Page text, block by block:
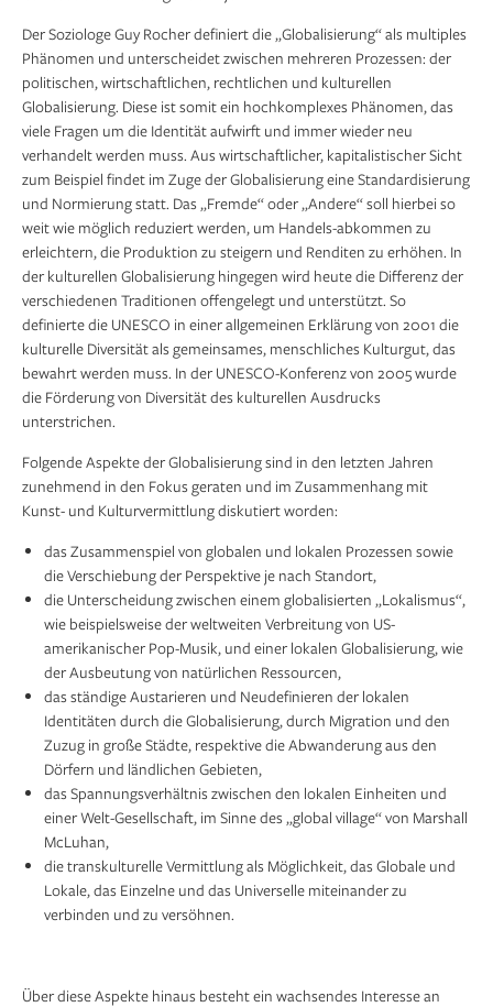
Der Soziologe Guy Rocher definiert die „Globalisierung“ als multiples
Phänomen und unterscheidet zwischen mehreren Prozessen: der
politischen, wirtschaftlichen, rechtlichen und kulturellen
Globalisierung. Diese ist somit ein hochkomplexes Phänomen, das
viele Fragen um die Identität aufwirft und immer wieder neu
verhandelt werden muss. Aus wirtschaftlicher, kapitalistischer Sicht
zum Beispiel findet im Zuge der Globalisierung eine Standardisierung
und Normierung statt. Das „Fremde“ oder „Andere“ soll hierbei so
weit wie möglich reduziert werden, um Handels-abkommen zu
erleichtern, die Produktion zu steigern und Renditen zu erhöhen. In
der kulturellen Globalisierung hingegen wird heute die Differenz der
verschiedenen Traditionen offengelegt und unterstützt. So
definierte die UNESCO in einer allgemeinen Erklärung von 2001 die
kulturelle Diversität als gemeinsames, menschliches Kulturgut, das
bewahrt werden muss. In der UNESCO-Konferenz von 2005 wurde
die Förderung von Diversität des kulturellen Ausdrucks
unterstrichen.
Folgende Aspekte der Globalisierung sind in den letzten Jahren
zunehmend in den Fokus geraten und im Zusammenhang mit
Kunst- und Kulturvermittlung diskutiert worden:
das Zusammenspiel von globalen und lokalen Prozessen sowie
die Verschiebung der Perspektive je nach Standort,
die Unterscheidung zwischen einem globalisierten „Lokalismus“,
wie beispielsweise der weltweiten Verbreitung von US-
amerikanischer Pop-Musik, und einer lokalen Globalisierung, wie
der Ausbeutung von natürlichen Ressourcen,
das ständige Austarieren und Neudefinieren der lokalen
Identitäten durch die Globalisierung, durch Migration und den
Zuzug in große Städte, respektive die Abwanderung aus den
Dörfern und ländlichen Gebieten,
das Spannungsverhältnis zwischen den lokalen Einheiten und
einer Welt-Gesellschaft, im Sinne des „global village“ von Marshall
McLuhan,
die transkulturelle Vermittlung als Möglichkeit, das Globale und
Lokale, das Einzelne und das Universelle miteinander zu
verbinden und zu versöhnen.
Über diese Aspekte hinaus besteht ein wachsendes Interesse an